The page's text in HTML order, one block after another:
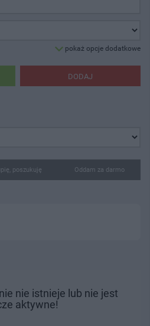
pokaż opcje dodatkowe
DODAJ
poszukuję Oddam za darmo
nie istnieje lub nie jest
aktywne!